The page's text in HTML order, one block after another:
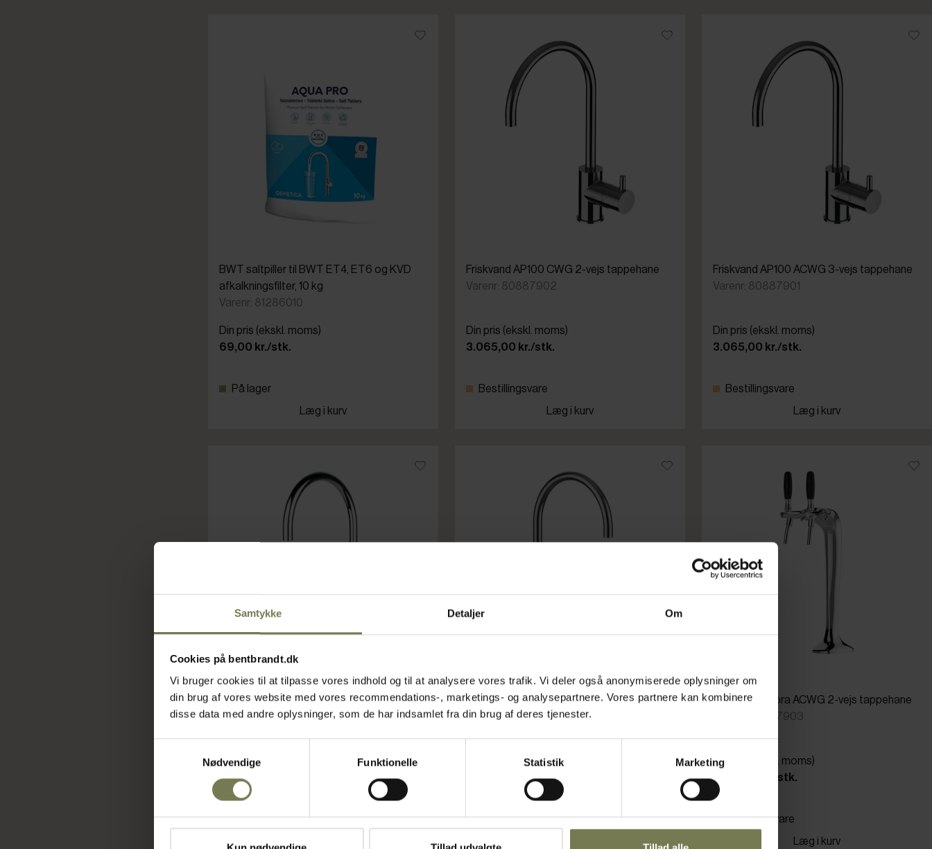
Samtykke Detaljer Om
Cookies på bentbrandt.dk
Vi bruger cookies til at tilpasse vores indhold og til at analysere vores trafik. Vi deler også anonymiserede oplysninger om
din brug af vores website med vores recommendations-, marketings- og analysepartnere. Vores partnere kan kombinere
disse data med andre oplysninger, som de har indsamlet fra din brug af deres tjenester.
Nødvendige
Funktionelle Statistik Marketing
BWT saltpiller til BWT ET4, ET6 og KVD
afkalkningsfilter, 10 kg
Varenr: 81286010
Din pris (ekskl. moms)
69,00 kr./stk.
På lager
Læg i kurv
Friskvand AP100 CWG 2-vejs tappehane
Varenr: 80887902
Din pris (ekskl. moms)
3.065,00 kr./stk.
Bestillingsvare
Læg i kurv
Friskvand AP100 ACWG 3-vejs tappehane
Varenr: 80887901
Din pris (ekskl. moms)
3.065,00 kr./stk.
Bestillingsvare
Læg i kurv
Friskvand G400 ACWG berøringsfri 1-vejs
tappehane
Din pris (ekskl. moms)
6.880,00 kr./stk.
Bestillingsvare
Friskvand G400 ACWG Touch 3-vejs
tappehane
Din pris (ekskl. moms)
9.270,00 kr./stk.
Bestillingsvare
Friskvand Cobra ACWG 2-vejs tappehane
Varenr: 80887903
Din pris (ekskl. moms)
6.175,00 kr./stk.
Bestillingsvare
Læg i kurv